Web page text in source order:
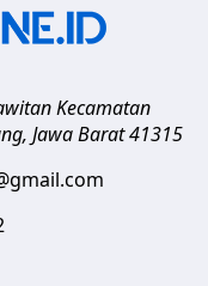
Kecamatan
, Jawa Barat 41315